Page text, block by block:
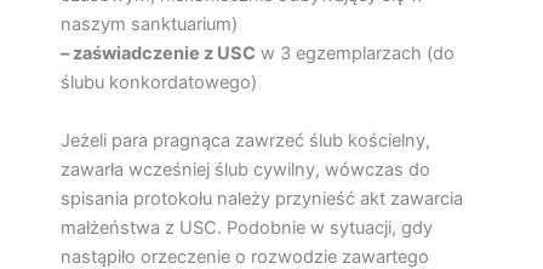
naszym sanktuarium)
– zaświadczenie z USC w 3 egzemplarzach (do
ślubu konkordatowego)
Jeżeli para pragnąca zawrzeć ślub kościelny,
zawarła wcześniej ślub cywilny, wówczas do
spisania protokołu należy przynieść akt zawarcia
małżeństwa z USC. Podobnie w sytuacji, gdy
nastąpiło orzeczenie o rozwodzie zawartego